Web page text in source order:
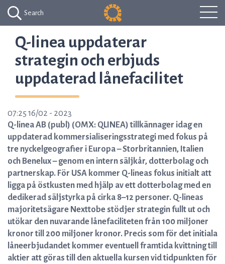
Search
Q-linea uppdaterar
strategin och erbjuds
uppdaterad lånefacilitet
07:25 16/02 - 2023
Q-linea AB (publ) (OMX: QLINEA) tillkännager idag en
uppdaterad kommersialiseringsstrategi med fokus på
tre nyckelgeografier i Europa – Storbritannien, Italien
och Benelux – genom en intern säljkår, dotterbolag och
partnerskap. För USA kommer Q-lineas fokus initialt att
ligga på östkusten med hjälp av ett dotterbolag med en
dedikerad säljstyrka på cirka 8–12 personer. Q-lineas
majoritetsägare Nexttobe stödjer strategin fullt ut och
utökar den nuvarande lånefaciliteten från 100 miljoner
kronor till 200 miljoner kronor. Precis som för det initiala
låneerbjudandet kommer eventuell framtida kvittning till
aktier att göras till den aktuella kursen vid tidpunkten för